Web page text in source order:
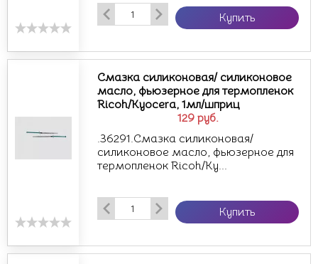
Купить
129 руб.
Смазка силиконовая/ силиконовое
масло, фьюзерное для термопленок
Ricoh/Kyocera, 1мл/шприц
.36291.Смазка силиконовая/
силиконовое масло, фьюзерное для
термопленок Ricoh/Ky...
Купить